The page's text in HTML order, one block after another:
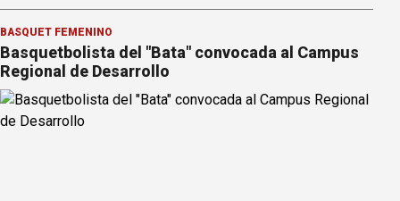
BÁSQUET FEMENINO
Basquetbolista del "Bata" convocada al Campus
Regional de Desarrollo